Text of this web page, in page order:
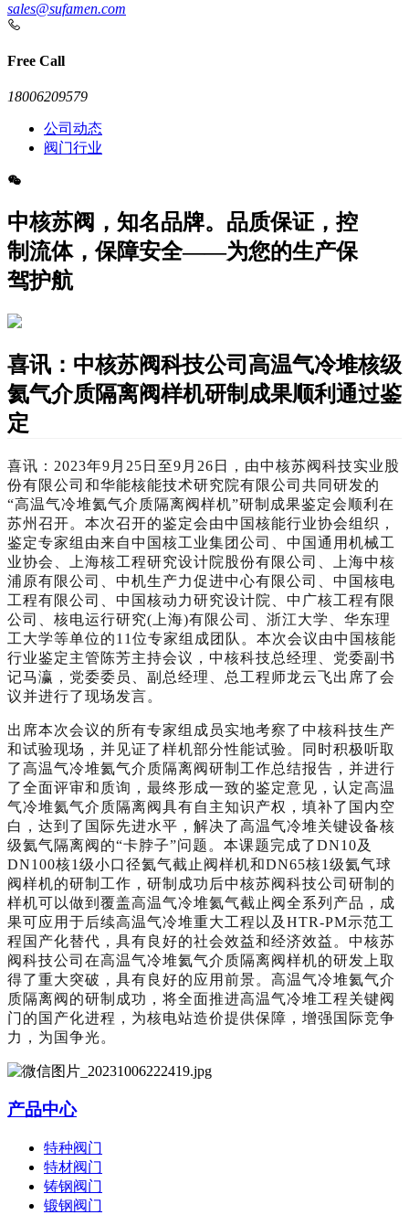
sales@sufamen.com
Free Call
18006209579
公司动态
阀门行业
中核苏阀，知名品牌。品质保证，控
制流体，保障安全——为您的生产保
驾护航
喜讯：中核苏阀科技公司高温气冷堆核级
氦气介质隔离阀样机研制成果顺利通过鉴
定
喜讯：2023年9月25日至9月26日，由中核苏阀科技实业股
份有限公司和华能核能技术研究院有限公司共同研发的
“高温气冷堆氦气介质隔离阀样机”研制成果鉴定会顺利在
苏州召开。本次召开的鉴定会由中国核能行业协会组织，
鉴定专家组由来自中国核工业集团公司、中国通用机械工
业协会、上海核工程研究设计院股份有限公司、上海中核
浦原有限公司、中机生产力促进中心有限公司、中国核电
工程有限公司、中国核动力研究设计院、中广核工程有限
公司、核电运行研究(上海)有限公司、浙江大学、华东理
工大学等单位的11位专家组成团队。本次会议由中国核能
行业鉴定主管陈芳主持会议，中核科技总经理、党委副书
记马瀛，党委委员、副总经理、总工程师龙云飞出席了会
议并进行了现场发言。
出席本次会议的所有专家组成员实地考察了中核科技生产
和试验现场，并见证了样机部分性能试验。同时积极听取
了高温气冷堆氦气介质隔离阀研制工作总结报告，并进行
了全面评审和质询，最终形成一致的鉴定意见，认定高温
气冷堆氦气介质隔离阀具有自主知识产权，填补了国内空
白，达到了国际先进水平，解决了高温气冷堆关键设备核
级氦气隔离阀的“卡脖子”问题。本课题完成了DN10及
DN100核1级小口径氦气截止阀样机和DN65核1级氦气球
阀样机的研制工作，研制成功后中核苏阀科技公司研制的
样机可以做到覆盖高温气冷堆氦气截止阀全系列产品，成
果可应用于后续高温气冷堆重大工程以及HTR-PM示范工
程国产化替代，具有良好的社会效益和经济效益。 中核苏
阀科技公司在高温气冷堆氦气介质隔离阀样机的研发上取
得了重大突破，具有良好的应用前景。高温气冷堆氦气介
质隔离阀的研制成功，将全面推进高温气冷堆工程关键阀
门的国产化进程，为核电站造价提供保障，增强国际竞争
力，为国争光。
产品中心
特种阀门
特材阀门
铸钢阀门
锻钢阀门